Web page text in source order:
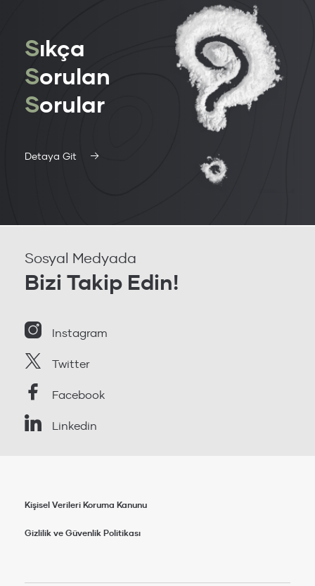
Sıkça
Sorulan
Sorular
Detaya Git
Sosyal Medyada
Bizi Takip Edin!
Instagram
Twitter
Facebook
Linkedin
Kişisel Verileri Koruma Kanunu
Gizlilik ve Güvenlik Politikası